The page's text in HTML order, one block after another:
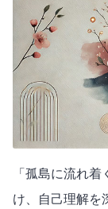
「孤島に流れ
け、自己理解を